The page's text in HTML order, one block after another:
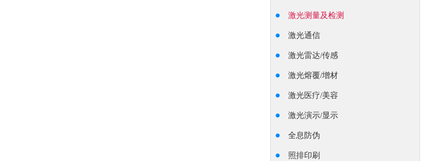
激光测量及检测
激光通信
激光雷达/传感
激光熔覆/增材
激光医疗/美容
激光演示/显示
全息防伪
照排印刷